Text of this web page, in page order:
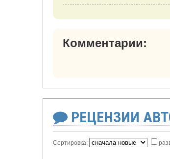
Комментарии:
РЕЦЕНЗИИ
Сортировка: